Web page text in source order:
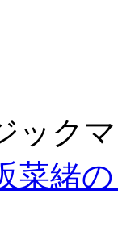
ック
菜緒